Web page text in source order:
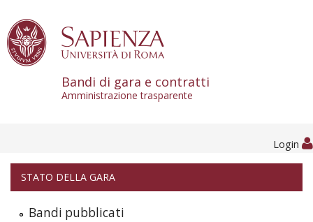
Bandi di gara e contratti
Amministrazione trasparente
Login
STATO DELLA GARA
Bandi pubblicati